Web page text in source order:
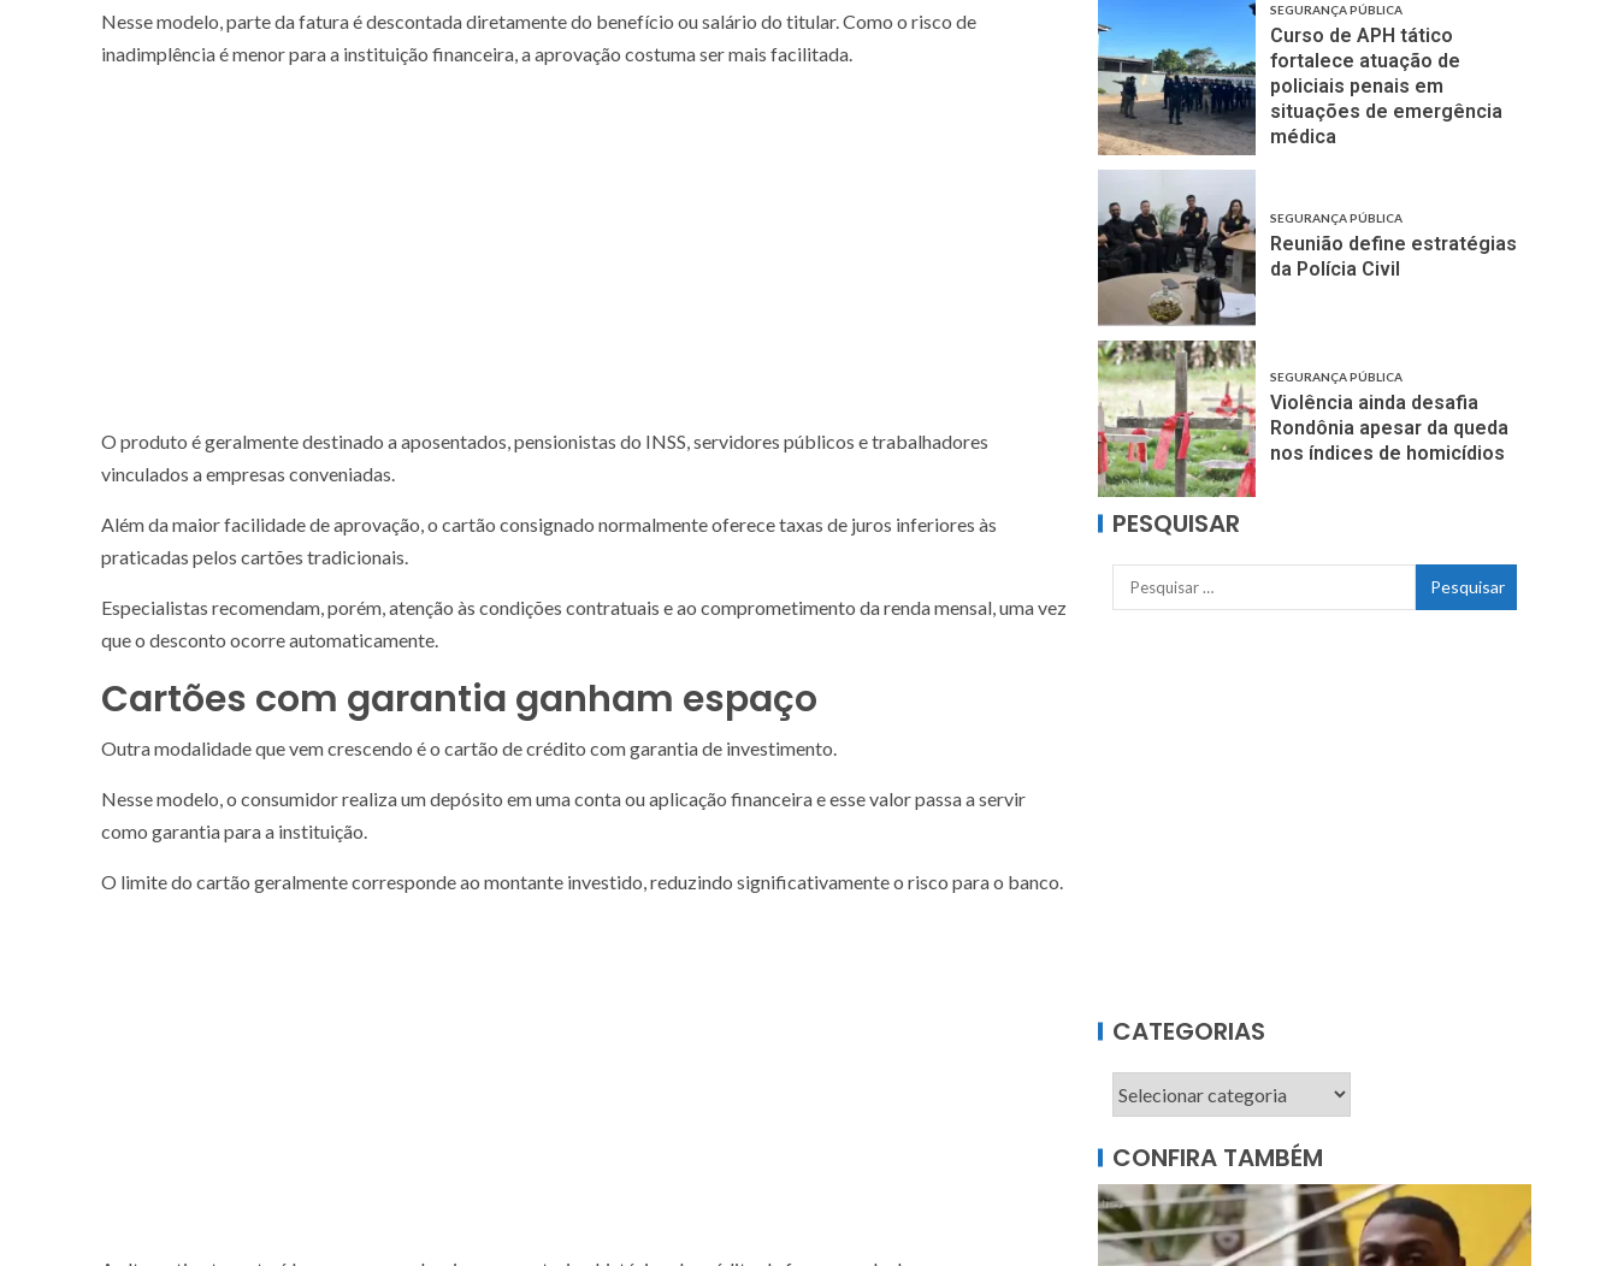
Nesse modelo, parte da fatura é descontada diretamente do benefício ou salário do titular. Como o risco de
inadimplência é menor para a instituição financeira, a aprovação costuma ser mais facilitada.
O produto é geralmente destinado a aposentados, pensionistas do INSS, servidores públicos e trabalhadores
vinculados a empresas conveniadas.
Além da maior facilidade de aprovação, o cartão consignado normalmente oferece taxas de juros inferiores às
praticadas pelos cartões tradicionais.
Especialistas recomendam, porém, atenção às condições contratuais e ao comprometimento da renda mensal, uma vez
que o desconto ocorre automaticamente.
Cartões com garantia ganham espaço
Outra modalidade que vem crescendo é o cartão de crédito com garantia de investimento.
Nesse modelo, o consumidor realiza um depósito em uma conta ou aplicação financeira e esse valor passa a servir
como garantia para a instituição.
O limite do cartão geralmente corresponde ao montante investido, reduzindo significativamente o risco para o banco.
SEGURANÇA PÚBLICA
Curso de APH tático
fortalece atuação de
policiais penais em
situações de emergência
médica
SEGURANÇA PÚBLICA
Reunião define estratégias
da Polícia Civil
SEGURANÇA PÚBLICA
Violência ainda desafia
Rondônia apesar da queda
nos índices de homicídios
PESQUISAR
CATEGORIAS
CONFIRA TAMBÉM